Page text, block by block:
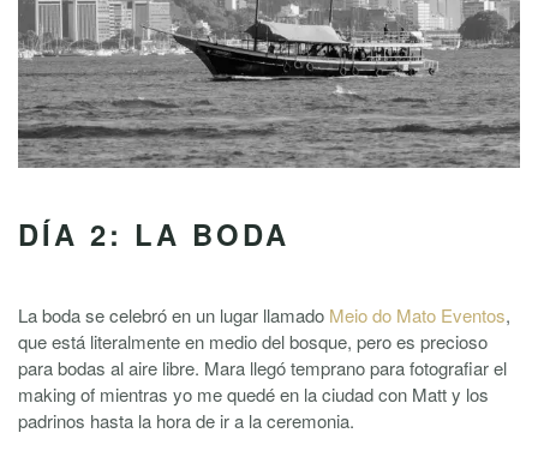
DÍA 2: LA BODA
La boda se celebró en un lugar llamado Meio do Mato Eventos,
que está literalmente en medio del bosque, pero es precioso
para bodas al aire libre. Mara llegó temprano para fotografiar el
making of mientras yo me quedé en la ciudad con Matt y los
padrinos hasta la hora de ir a la ceremonia.